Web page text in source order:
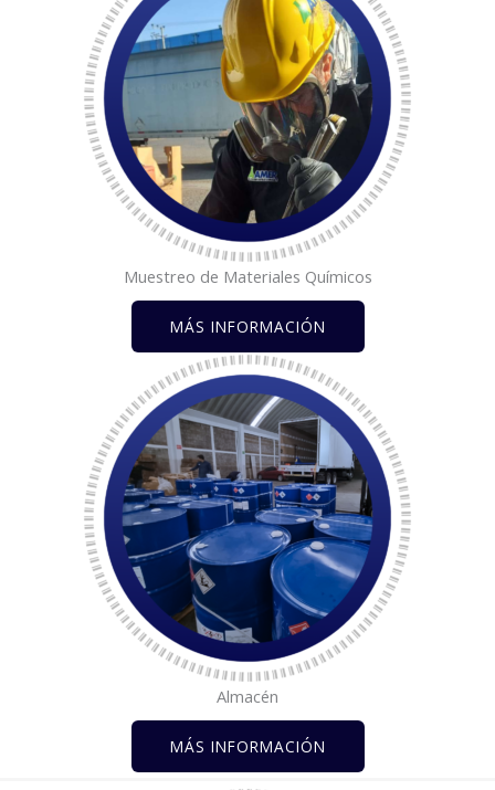
Muestreo de Materiales Químicos​
MÁS INFORMACIÓN
Almacén
MÁS INFORMACIÓN